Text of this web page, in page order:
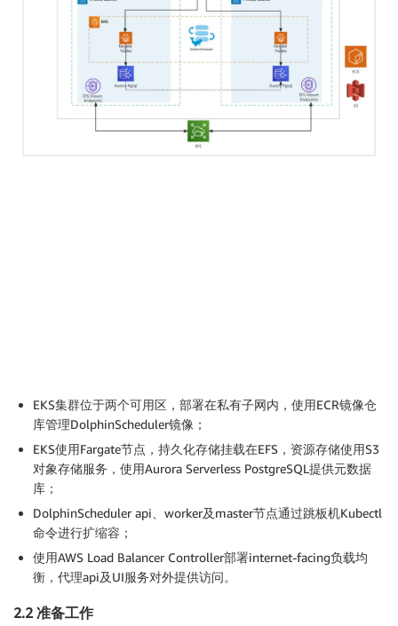
EKS集群位于两个可用区，部署在私有子网内，使用ECR镜像仓
库管理DolphinScheduler镜像；
EKS使用Fargate节点，持久化存储挂载在EFS，资源存储使用S3
对象存储服务，使用Aurora Serverless PostgreSQL提供元数据
库；
DolphinScheduler api、worker及master节点通过跳板机Kubectl
命令进行扩缩容；
使用AWS Load Balancer Controller部署internet-facing负载均
衡，代理api及UI服务对外提供访问。
2.2 准备工作